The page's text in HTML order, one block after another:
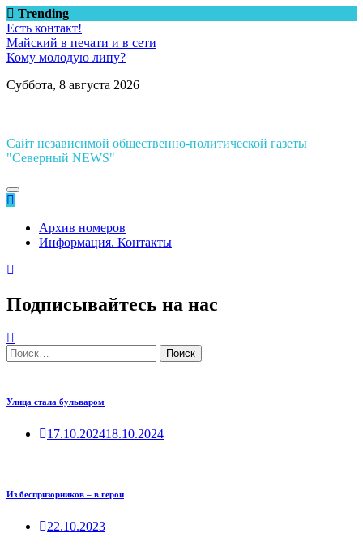
Перейти
к
содержимому
Trending
Есть контакт!
Майский в печати и в сети
Кому молодую липу?
Суббота, 8 августа 2026
Сайт независимой общественно-политической газеты
"Северный NEWS"
Архив номеров
Информация. Контакты
Подписывайтесь на нас
Найти:
Улица стала бульваром
17.10.202418.10.2024
Из беспризорников – в герои
22.10.2023